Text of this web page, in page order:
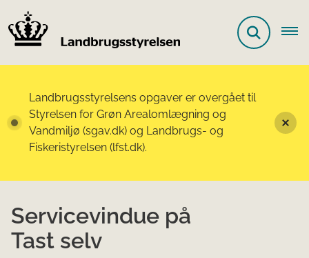
Landbrugsstyrelsens opgaver er overgået til
Styrelsen for Grøn Arealomlægning og
Vandmiljø (sgav.dk) og Landbrugs- og
Fiskeristyrelsen (lfst.dk).
Servicevindue på
Tast selv